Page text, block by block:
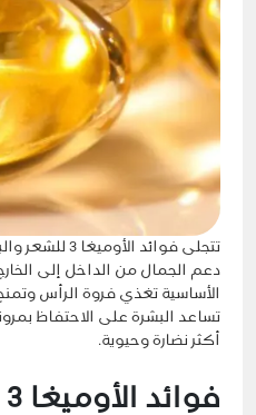
تتجلى فوائد
دعم الجمال من الداخل إلى
الأساسية تغذي فروة الرأس
تساعد البشرة على الاحتفاظ
أكثر نضارة وحيوية.